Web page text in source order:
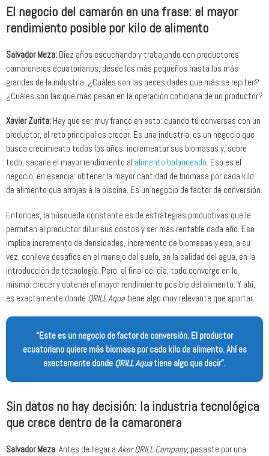
El negocio del camarón en una frase: el mayor
rendimiento posible por kilo de alimento
Salvador Meza: Diez años escuchando y trabajando con productores
camaroneros ecuatorianos, desde los más pequeños hasta los más
grandes de la industria. ¿Cuáles son las necesidades que más se repiten?
¿Cuáles son las que más pesan en la operación cotidiana de un productor?
Xavier Zurita: Hay que ser muy franco en esto: cuando tú conversas con un
productor, el reto principal es crecer. Es una industria, es un negocio que
busca crecimiento todos los años: incrementar sus biomasas y, sobre
todo, sacarle el mayor rendimiento al alimento balanceado. Eso es el
negocio, en esencia: obtener la mayor cantidad de biomasa por cada kilo
de alimento que arrojas a la piscina. Es un negocio de factor de conversión.
Entonces, la búsqueda constante es de estrategias productivas que le
permitan al productor diluir sus costos y ser más rentable cada año. Eso
implica incremento de densidades, incremento de biomasas y eso, a su
vez, conlleva desafíos en el manejo del suelo, en la calidad del agua, en la
introducción de tecnología. Pero, al final del día, todo converge en lo
mismo: crecer y obtener el mayor rendimiento posible del alimento. Y ahí,
es exactamente donde QRILL Aquatiene algo muy relevante que aportar.
“Este es un negocio de factor de conversión. El productor
ecuatoriano quiere más biomasa por cada kilo de alimento. Ahí es
exactamente donde QRILL Aquatiene algo que decir”.
Sin datos no hay decisión: la industria tecnológica
que crece dentro de la camaronera
Salvador Meza: Antes de llegar a Aker QRILL Company, pasaste por una